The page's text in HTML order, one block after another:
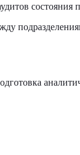
состояния